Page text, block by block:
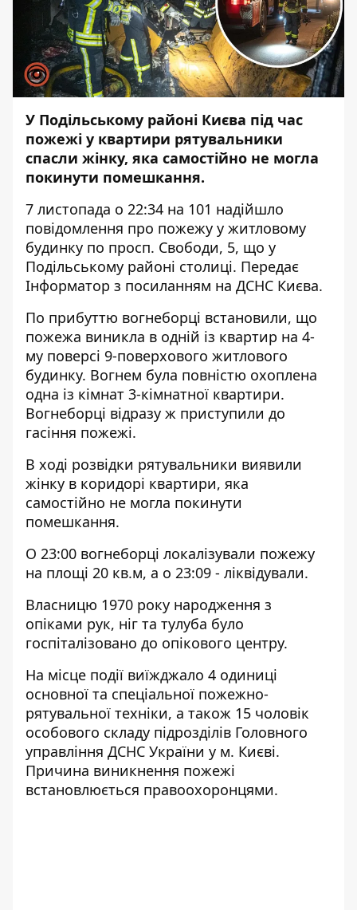
У Подільському районі Києва під час
пожежі у квартири рятувальники
спасли жінку, яка самостійно не могла
покинути помешкання.
7 листопада о 22:34 на 101 надійшло
повідомлення про пожежу у житловому
будинку по просп. Свободи, 5, що у
Подільському районі столиці. Передає
Інформатор з посиланням на ДСНС Києва.
По прибуттю вогнеборці встановили, що
пожежа виникла в одній із квартир на 4-
му поверсі 9-поверхового житлового
будинку. Вогнем була повністю охоплена
одна із кімнат 3-кімнатної квартири.
Вогнеборці відразу ж приступили до
гасіння пожежі.
В ході розвідки рятувальники виявили
жінку в коридорі квартири, яка
самостійно не могла покинути
помешкання.
О 23:00 вогнеборці локалізували пожежу
на площі 20 кв.м, а о 23:09 - ліквідували.
Власницю 1970 року народження з
опіками рук, ніг та тулуба було
госпіталізовано до опікового центру.
На місце події виїжджало 4 одиниці
основної та спеціальної пожежно-
рятувальної техніки, а також 15 чоловік
особового складу підрозділів Головного
управління ДСНС України у м. Києві.
Причина виникнення пожежі
встановлюється правоохоронцями.